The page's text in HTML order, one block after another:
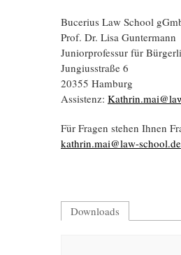
Bucerius Law School
Prof. Dr. Lisa Guntermann
Juniorprofessur für
Jungiusstraße 6
20355 Hamburg
Assistenz:
Für Fragen stehen Ihnen
kathrin.mai@law-school.de
Downloads